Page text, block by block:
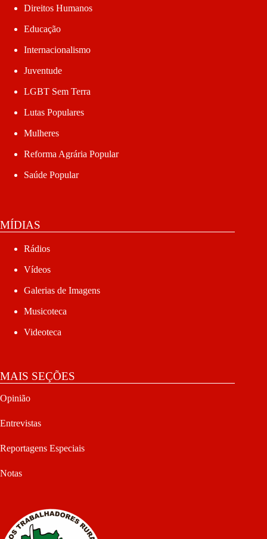
Direitos Humanos
Educação
Internacionalismo
Juventude
LGBT Sem Terra
Lutas Populares
Mulheres
Reforma Agrária Popular
Saúde Popular
MÍDIAS
Rádios
Vídeos
Galerias de Imagens
Musicoteca
Videoteca
MAIS SEÇÕES
Opinião
Entrevistas
Reportagens Especiais
Notas